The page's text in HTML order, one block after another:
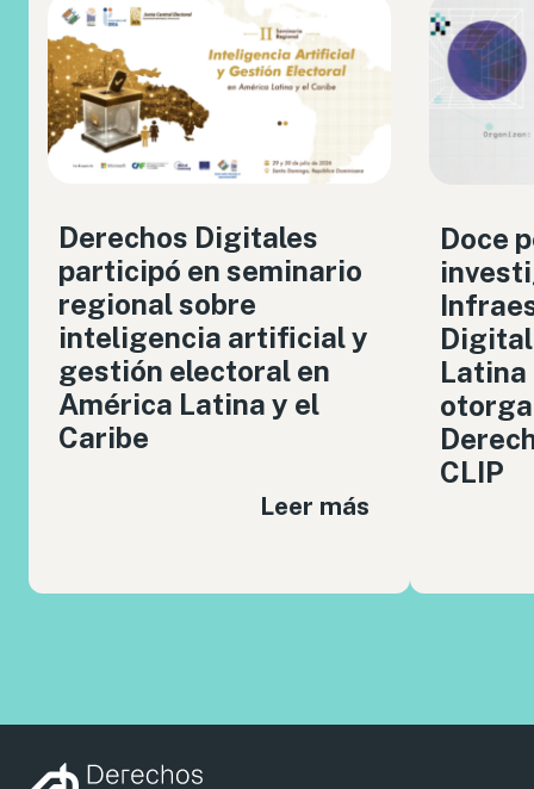
Derechos Digitales
participó en seminario
regional sobre
inteligencia artificial y
gestión electoral en
América Latina y el
Caribe
Leer más
Doce
Latina
CLIP